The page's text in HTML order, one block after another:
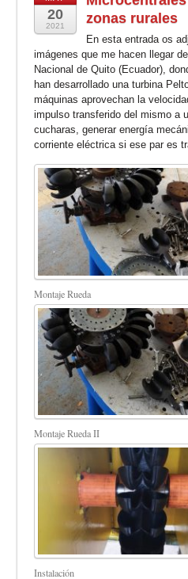
20
2021
zonas rurales
En esta entrada os
imágenes que me hacen llegar
Nacional de Quito (Ecuador),
han desarrollado una turbina
máquinas aprovechan la
impulso transferido del mismo a
cucharas, generar energía
corriente eléctrica si ese par es
Montaje Rueda
Montaje Rueda II
Instalación